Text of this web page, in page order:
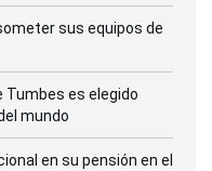
sus equipos de
Tumbes es elegido
mundo
en su pensión en el